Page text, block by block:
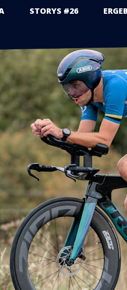
STORYS #26